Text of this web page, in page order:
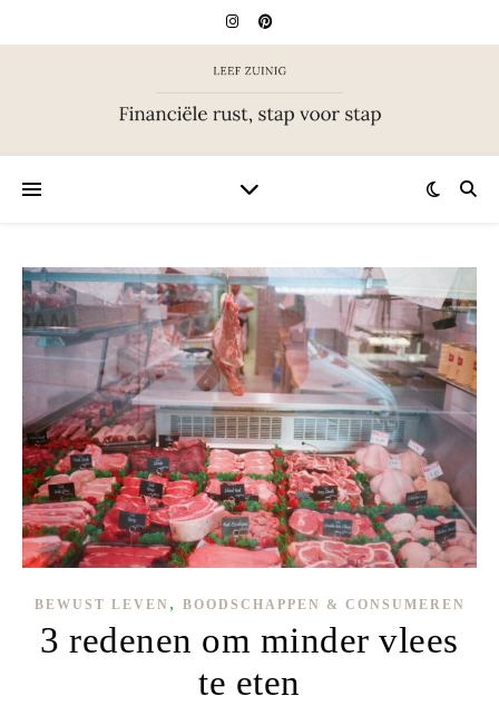
BEWUST LEVEN , BOODSCHAPPEN & CONSUMEREN
3 redenen om minder vlees
te eten